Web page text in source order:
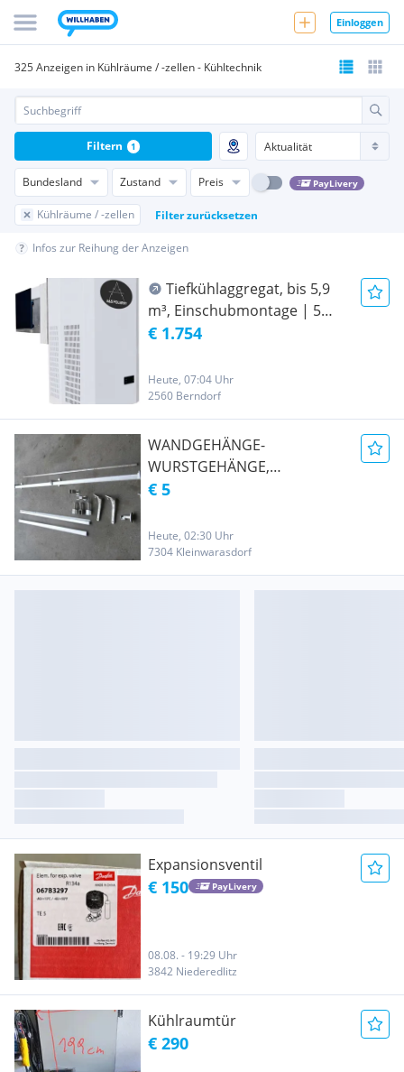
Einloggen
325 Anzeigen in Kühlräume / -zellen - Kühltechnik
Bundesland Zustand Preis PayLivery
Kühlräume / -zellen Filter zurücksetzen
Filtern 1
Infos zur Reihung der Anzeigen
Tiefkühlaggregat, bis 5,9
m³, Einschubmontage | 5
JAHRE GARANTIE | GRATIS
€ 1.754
Heute, 07:04 Uhr
2560 Berndorf
WANDGEHÄNGE-
WURSTGEHÄNGE,
RAUCHSTOCK -SELCHSTAB -
€ 5
Heute, 02:30 Uhr
7304 Kleinwarasdorf
Expansionsventil
€ 150 PayLivery
08.08. - 19:29 Uhr
3842 Niederedlitz
Kühlraumtür
€ 290